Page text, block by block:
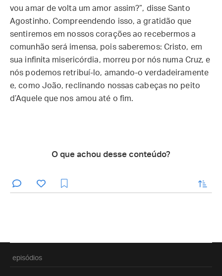
vou amar de volta um amor assim?”, disse Santo
Agostinho. Compreendendo isso, a gratidão que
sentiremos em nossos corações ao recebermos a
comunhão será imensa, pois saberemos: Cristo, em
sua infinita misericórdia, morreu por nós numa Cruz, e
nós podemos retribuí-lo, amando-o verdadeiramente
e, como João, reclinando nossas cabeças no peito
d’Aquele que nos amou até o fim.
O que achou desse conteúdo?
enviar
episódios